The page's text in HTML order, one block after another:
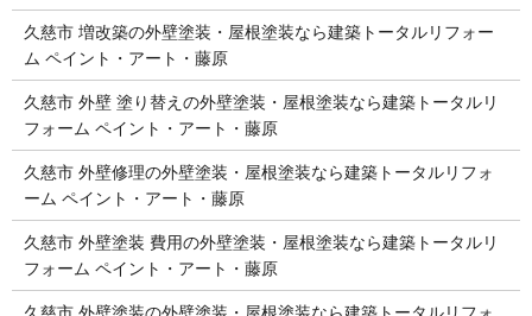
久慈市 増改築の外壁塗装・屋根塗装なら建築トータルリフォー
ム ペイント・アート・藤原
久慈市 外壁 塗り替えの外壁塗装・屋根塗装なら建築トータルリ
フォーム ペイント・アート・藤原
久慈市 外壁修理の外壁塗装・屋根塗装なら建築トータルリフォ
ーム ペイント・アート・藤原
久慈市 外壁塗装 費用の外壁塗装・屋根塗装なら建築トータルリ
フォーム ペイント・アート・藤原
久慈市 外壁塗装の外壁塗装・屋根塗装なら建築トータルリフォ